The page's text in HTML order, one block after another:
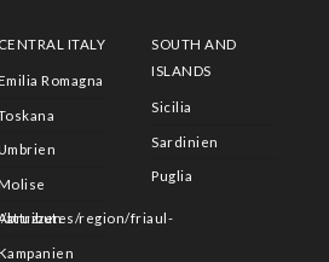
attributes/region/friaul-
CENTRAL ITALY
Romagna
SOUTH AND
ISLANDS
Sicilia
Sardinien
Puglia